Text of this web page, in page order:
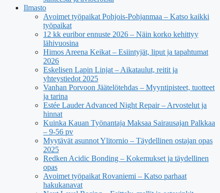
Ilmasto
Avoimet työpaikat Pohjois-Pohjanmaa – Katso kaikki
työpaikat
12 kk euribor ennuste 2026 – Näin korko kehittyy
lähivuosina
Himos Areena Keikat – Esiintyjät, liput ja tapahtumat
2026
Eskelisen Lapin Linjat – Aikataulut, reitit ja
yhteystiedot 2025
Vanhan Porvoon Jäätelötehdas – Myyntipisteet, tuotteet
ja tarina
Estée Lauder Advanced Night Repair – Arvostelut ja
hinnat
Kuinka Kauan Työnantaja Maksaa Sairausajan Palkkaa
– 9-56 pv
Myytävät asunnot Ylitornio – Täydellinen ostajan opas
2025
Redken Acidic Bonding – Kokemukset ja täydellinen
opas
Avoimet työpaikat Rovaniemi – Katso parhaat
hakukanavat